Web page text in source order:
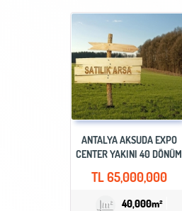
ANTALYA AKSUDA EXPO
CENTER YAKINI 40 DÖNÜM
TL65,000,000
40,000m²